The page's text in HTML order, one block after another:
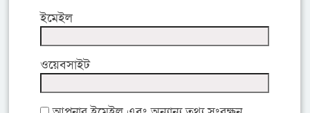
ইমেইল
ওয়েবসাইট